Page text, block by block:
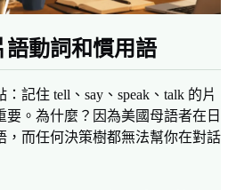
語動詞和慣用語
記住 tell、say、speak、talk 的片
。為什麼？因為美國母語者在日
，而任何決策樹都無法幫你在對話